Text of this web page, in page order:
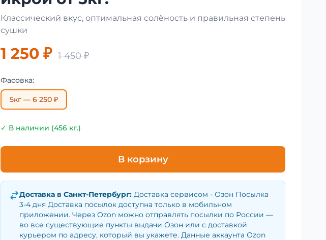
Классический вкус, оптимальная солёность и правильная степень
сушки
1 250 ₽ 1 450 ₽
Фасовка:
5кг — 6 250 ₽
✓ В наличии (456 кг.)
В корзину
Доставка в Санкт-Петербург: Доставка сервисом - Озон Посылка
3-4 дня Доставка посылок доступна только в мобильном
приложении. Через Ozon можно отправлять посылки по России —
во все существующие пункты выдачи Озон или с доставкой
курьером по адресу, который вы укажете. Данные аккаунта Ozon